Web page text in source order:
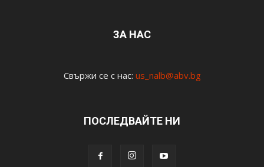
ЗА НАС
Свържи се с нас: us_nalb@abv.bg
ПОСЛЕДВАЙТЕ НИ